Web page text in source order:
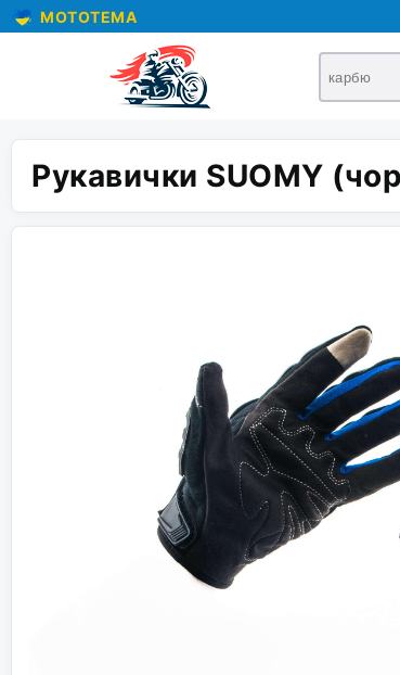
MOTOTEMA
Рукавички SUOMY